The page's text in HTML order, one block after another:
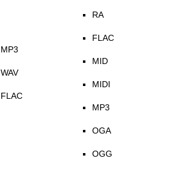
MP3
WAV
FLAC
RA
FLAC
MID
MIDI
MP3
OGA
OGG